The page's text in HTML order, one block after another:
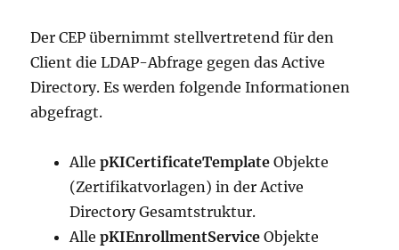
Der CEP übernimmt stellvertretend für den
Client die LDAP-Abfrage gegen das Active
Directory. Es werden folgende Informationen
abgefragt.
AllepKICertificateTemplateObjekte
(Zertifikatvorlagen) in der Active
Directory Gesamtstruktur.
AllepKIEnrollmentService Objekte